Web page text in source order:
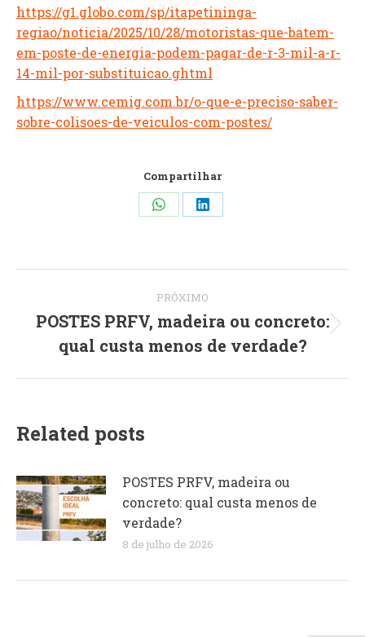
https://g1.globo.com/sp/itapetininga-
regiao/noticia/2025/10/28/motoristas-que-batem-
em-poste-de-energia-podem-pagar-de-r-3-mil-a-r-
14-mil-por-substituicao.ghtml
https://www.cemig.com.br/o-que-e-preciso-saber-
sobre-colisoes-de-veiculos-com-postes/
Compartilhar
CompartilharCompartilhar
Navegação
de
post:
PRÓXIMO
Próximo
post:
POSTES PRFV, madeira ou concreto:
qual custa menos de verdade?
Related posts
POSTES PRFV, madeira ou
concreto: qual custa menos de
verdade?
8 de julho de 2026